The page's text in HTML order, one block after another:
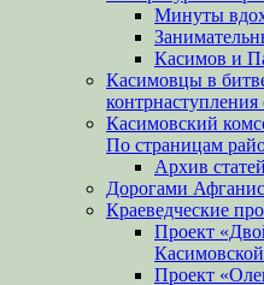
Минуты
Касимов и
Касимовцы в
Касимовский
По страницам
Архив статей
Дорогами
Краеведческие
Проект
Проект